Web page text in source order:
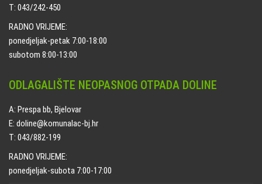
T: 043/242-450
RADNO VRIJEME:
ponedjeljak-petak 7:00-18:00
subotom 8:00-13:00
ODLAGALIŠTE NEOPASNOG OTPADA DOLINE
A: Prespa bb, Bjelovar
E: doline@komunalac-bj.hr
T: 043/882-199
RADNO VRIJEME:
ponedjeljak-subota 7:00-17:00